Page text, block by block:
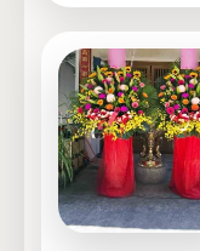
選
擇
選
項